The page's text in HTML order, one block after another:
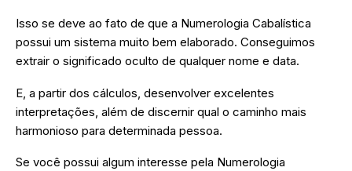
Isso se deve ao fato de que a Numerologia Cabalística
possui um sistema muito bem elaborado. Conseguimos
extrair o significado oculto de qualquer nome e data.
E, a partir dos cálculos, desenvolver excelentes
interpretações, além de discernir qual o caminho mais
harmonioso para determinada pessoa.
Se você possui algum interesse pela Numerologia